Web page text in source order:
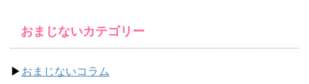
おまじないカテゴリー
▶︎ おまじないコラム